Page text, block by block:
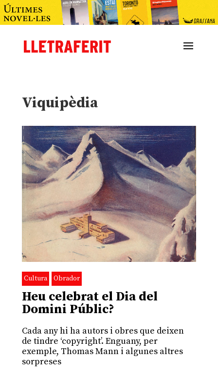
Viquipèdia
Cultura Obrador
Heu celebrat el Dia del
Domini Públic?
Cada any hi ha autors i obres que deixen
de tindre ‘copyright’. Enguany, per
exemple, Thomas Mann i algunes altres
sorpreses